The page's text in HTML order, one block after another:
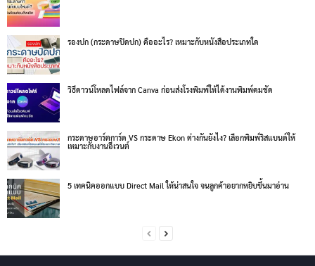
รองปก (กระดาษปิดปก) คืออะไร? เหมาะกับหนังสือประเภทใด
วิธีดาวน์โหลดไฟล์จาก Canva ก่อนส่งโรงพิมพ์ให้ได้งานพิมพ์คมชัด
กระดาษอาร์ตการ์ด VS กระดาษ Ekon ต่างกันยังไง? เลือกพิมพ์ริสแบนด์ให้
เหมาะกับงานอีเวนต์
5 เทคนิคออกแบบ Direct Mail ให้น่าสนใจ จนลูกค้าอยากหยิบขึ้นมาอ่าน